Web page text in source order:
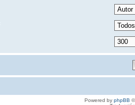
Powered by phpBB